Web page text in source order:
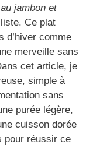
jambon et
Ce plat
d’hiver comme
merveille sans
cet article, je
simple à
sans
purée légère,
cuisson dorée
pour réussir ce